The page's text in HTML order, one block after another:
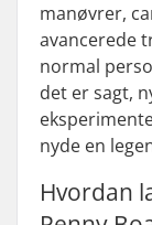
manøvrer,
avancerede
normal
det er sagt,
nyde en
Hvordan